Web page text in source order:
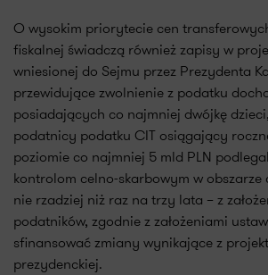
O wysokim priorytecie cen
fiskalnej świadczą również zapisy w
wniesionej do Sejmu przez Prezydenta
przewidujące zwolnienie z podatku
posiadających co najmniej dwójkę
podatnicy podatku CIT osiągający
poziomie co najmniej 5 mld PLN
kontrolom celno-skarbowym w
nie rzadziej niż raz na trzy lata – z
podatników, zgodnie z założeniami
sfinansować zmiany wynikające z
prezydenckiej.